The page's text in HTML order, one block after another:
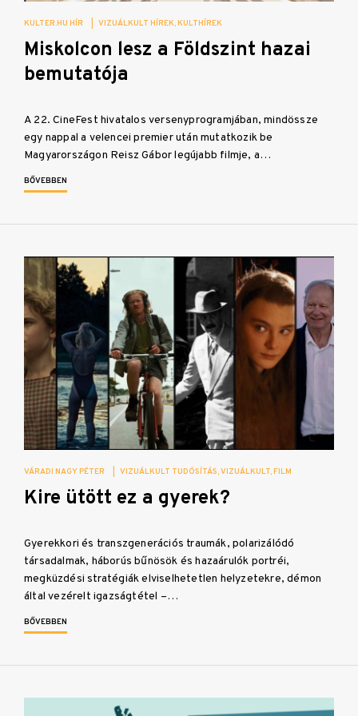
KULTER.HU HÍR VIZUÁLKULT HÍREK KULTHÍREK
Miskolcon lesz a Földszint hazai
bemutatója
A 22. CineFest hivatalos versenyprogramjában, mindössze
egy nappal a velencei premier után mutatkozik be
Magyarországon Reisz Gábor legújabb filmje, a…
BŐVEBBEN
VÁRADI NAGY PÉTER VIZUÁLKULT TUDÓSÍTÁS VIZUÁLKULT FILM
Kire ütött ez a gyerek?
Gyerekkori és transzgenerációs traumák, polarizálódó
társadalmak, háborús bűnösök és hazaárulók portréi,
megküzdési stratégiák elviselhetetlen helyzetekre, démon
által vezérelt igazságtétel –…
BŐVEBBEN